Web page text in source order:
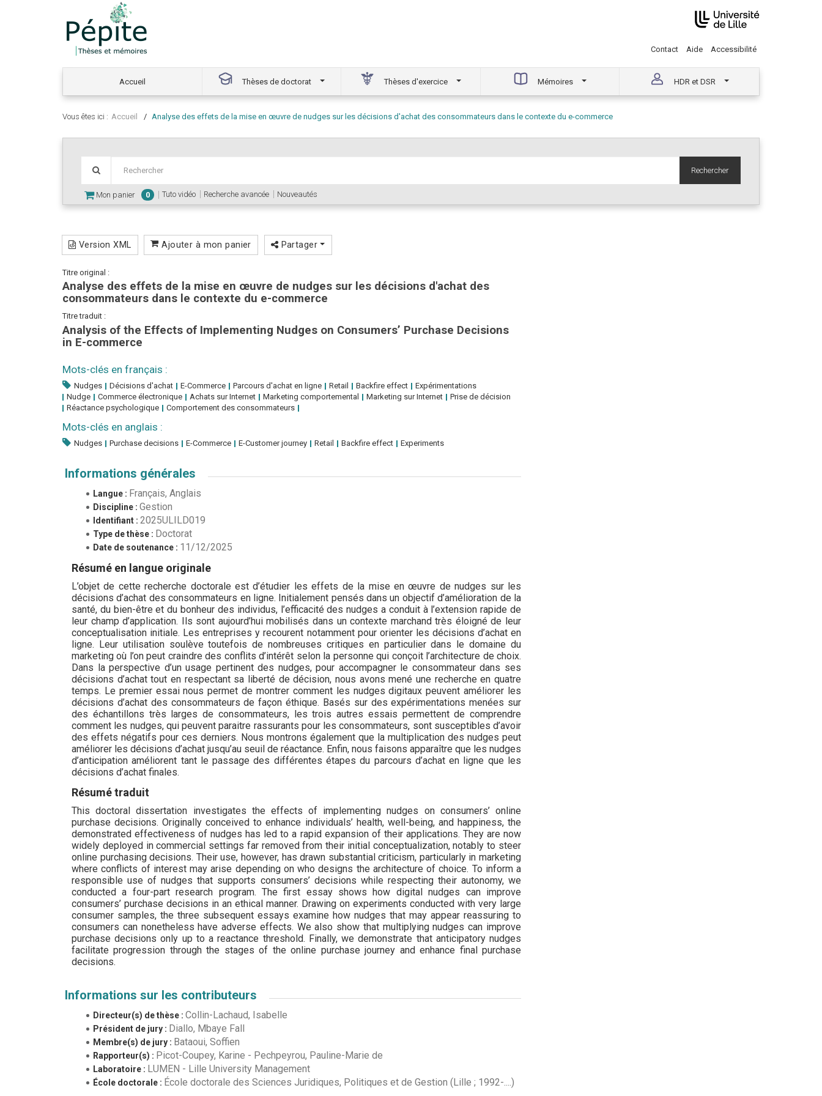
Contact Aide Accessibilité
Accueil Thèses de doctorat Thèses d'exercice Mémoires HDR et DSR
Vous êtes ici : Accueil Analyse des effets de la mise en œuvre de nudges sur les décisions d'achat des consommateurs dans le contexte du e-commerce
Rechercher
Mon panier 0 Tuto vidéo Recherche avancée Nouveautés
Version XML Ajouter à mon panier Partager
Titre original :
Analyse des effets de la mise en œuvre de nudges sur les décisions d'achat des
consommateurs dans le contexte du e-commerce
Titre traduit :
Analysis of the Effects of Implementing Nudges on Consumers’ Purchase Decisions
in E-commerce
Mots-clés en français :
Nudges Décisions d'achat E-Commerce Parcours d'achat en ligne Retail Backfire effect
Expérimentations
Nudge
Commerce électronique Achats sur Internet Marketing comportemental Marketing sur Internet
Prise de décision
Réactance psychologique
Comportement des consommateurs
Mots-clés en anglais :
Nudges Purchase decisions E-Commerce E-Customer journey Retail Backfire effect Experiments
Informations générales
Langue : Français, Anglais
Discipline : Gestion
Identifiant : 2025ULILD019
Type de thèse : Doctorat
Date de soutenance : 11/12/2025
Résumé en langue originale
L’objet de cette recherche doctorale est d’étudier les effets de la mise en œuvre de nudges sur les
décisions d’achat des consommateurs en ligne. Initialement pensés dans un objectif d’amélioration de la
santé, du bien-être et du bonheur des individus, l’efficacité des nudges a conduit à l’extension rapide de
leur champ d’application. Ils sont aujourd’hui mobilisés dans un contexte marchand très éloigné de leur
conceptualisation initiale. Les entreprises y recourent notamment pour orienter les décisions d’achat en
ligne. Leur utilisation soulève toutefois de nombreuses critiques en particulier dans le domaine du
marketing où l’on peut craindre des conflits d’intérêt selon la personne qui conçoit l’architecture de choix.
Dans la perspective d’un usage pertinent des nudges, pour accompagner le consommateur dans ses
décisions d’achat tout en respectant sa liberté de décision, nous avons mené une recherche en quatre
temps. Le premier essai nous permet de montrer comment les nudges digitaux peuvent améliorer les
décisions d’achat des consommateurs de façon éthique. Basés sur des expérimentations menées sur
des échantillons très larges de consommateurs, les trois autres essais permettent de comprendre
comment les nudges, qui peuvent paraitre rassurants pour les consommateurs, sont susceptibles d’avoir
des effets négatifs pour ces derniers. Nous montrons également que la multiplication des nudges peut
améliorer les décisions d’achat jusqu’au seuil de réactance. Enfin, nous faisons apparaître que les nudges
d’anticipation améliorent tant le passage des différentes étapes du parcours d’achat en ligne que les
décisions d’achat finales.
Résumé traduit
This doctoral dissertation investigates the effects of implementing nudges on consumers’ online
purchase decisions. Originally conceived to enhance individuals’ health, well-being, and happiness, the
demonstrated effectiveness of nudges has led to a rapid expansion of their applications. They are now
widely deployed in commercial settings far removed from their initial conceptualization, notably to steer
online purchasing decisions. Their use, however, has drawn substantial criticism, particularly in marketing
where conflicts of interest may arise depending on who designs the architecture of choice. To inform a
responsible use of nudges that supports consumers’ decisions while respecting their autonomy, we
conducted a four-part research program. The first essay shows how digital nudges can improve
consumers’ purchase decisions in an ethical manner. Drawing on experiments conducted with very large
consumer samples, the three subsequent essays examine how nudges that may appear reassuring to
consumers can nonetheless have adverse effects. We also show that multiplying nudges can improve
purchase decisions only up to a reactance threshold. Finally, we demonstrate that anticipatory nudges
facilitate progression through the stages of the online purchase journey and enhance final purchase
decisions.
Informations sur les contributeurs
Directeur(s) de thèse : Collin-Lachaud, Isabelle
Président de jury : Diallo, Mbaye Fall
Membre(s) de jury : Bataoui, Soffien
Rapporteur(s) : Picot-Coupey, Karine - Pechpeyrou, Pauline-Marie de
Laboratoire : LUMEN - Lille University Management
École doctorale : École doctorale des Sciences Juridiques, Politiques et de Gestion (Lille ; 1992-....)